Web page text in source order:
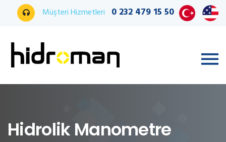
Müşteri Hizmetleri 0 232 479 15 50
Hidrolik Manometre